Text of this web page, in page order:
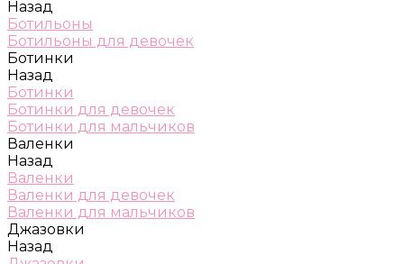
Назад
Ботильоны
Ботильоны для девочек
Ботинки
Назад
Ботинки
Ботинки для девочек
Ботинки для мальчиков
Валенки
Назад
Валенки
Валенки для девочек
Валенки для мальчиков
Джазовки
Назад